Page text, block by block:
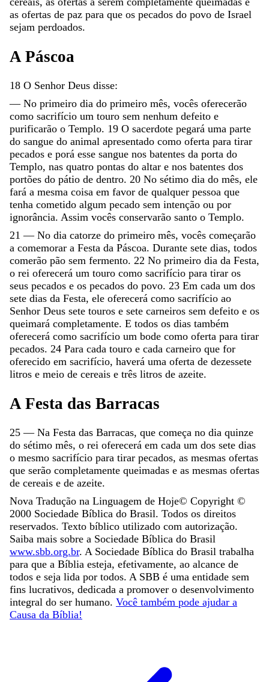
as ofertas de paz para que os pecados do povo de Israel
sejam perdoados.
A Páscoa
18 O Senhor Deus disse:
— No primeiro dia do primeiro mês, vocês oferecerão
como sacrifício um touro sem nenhum defeito e
purificarão o Templo. 19 O sacerdote pegará uma parte
do sangue do animal apresentado como oferta para tirar
pecados e porá esse sangue nos batentes da porta do
Templo, nas quatro pontas do altar e nos batentes dos
portões do pátio de dentro. 20 No sétimo dia do mês, ele
fará a mesma coisa em favor de qualquer pessoa que
tenha cometido algum pecado sem intenção ou por
ignorância. Assim vocês conservarão santo o Templo.
21 — No dia catorze do primeiro mês, vocês começarão
a comemorar a Festa da Páscoa. Durante sete dias, todos
comerão pão sem fermento. 22 No primeiro dia da Festa,
o rei oferecerá um touro como sacrifício para tirar os
seus pecados e os pecados do povo. 23 Em cada um dos
sete dias da Festa, ele oferecerá como sacrifício ao
Senhor Deus sete touros e sete carneiros sem defeito e os
queimará completamente. E todos os dias também
oferecerá como sacrifício um bode como oferta para tirar
pecados. 24 Para cada touro e cada carneiro que for
oferecido em sacrifício, haverá uma oferta de dezessete
litros e meio de cereais e três litros de azeite.
A Festa das Barracas
25 — Na Festa das Barracas, que começa no dia quinze
do sétimo mês, o rei oferecerá em cada um dos sete dias
o mesmo sacrifício para tirar pecados, as mesmas ofertas
que serão completamente queimadas e as mesmas ofertas
de cereais e de azeite.
Nova Tradução na Linguagem de Hoje© Copyright ©
2000 Sociedade Bíblica do Brasil. Todos os direitos
reservados. Texto bíblico utilizado com autorização.
Saiba mais sobre a Sociedade Bíblica do Brasil
www.sbb.org.br. A Sociedade Bíblica do Brasil trabalha
para que a Bíblia esteja, efetivamente, ao alcance de
todos e seja lida por todos. A SBB é uma entidade sem
fins lucrativos, dedicada a promover o desenvolvimento
integral do ser humano. Você também pode ajudar a
Causa da Bíblia!